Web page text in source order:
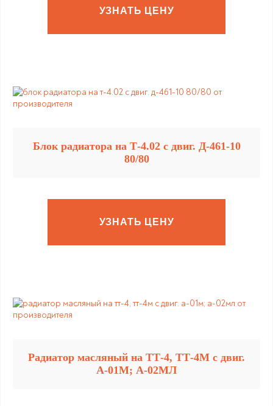
УЗНАТЬ ЦЕНУ
Блок радиатора на Т-4.02 с двиг. Д-461-10
80/80
УЗНАТЬ ЦЕНУ
Радиатор масляный на ТТ-4, ТТ-4М с двиг.
А-01М; А-02МЛ